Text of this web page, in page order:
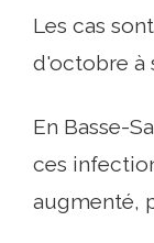
Les cas
d'octobre à
En Basse-
ces
augmenté,